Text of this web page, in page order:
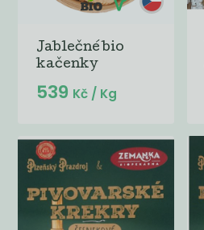
Jablečné bio
kačenky
539 Kč / Kg